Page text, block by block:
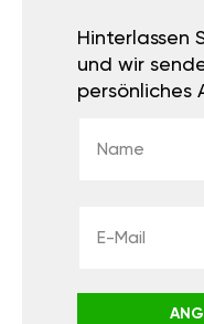
Hinterlassen
und wir
persönliches